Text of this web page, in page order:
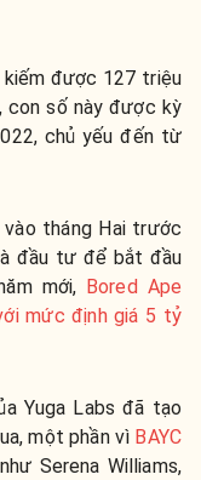
kiếm được 127 triệu
con số này được kỳ
chủ yếu đến từ
tháng Hai trước
đầu tư để bắt đầu
mới, Bored Ape
mức định giá 5 tỷ
Yuga Labs đã tạo
một phần vì BAYC
như Serena Williams,